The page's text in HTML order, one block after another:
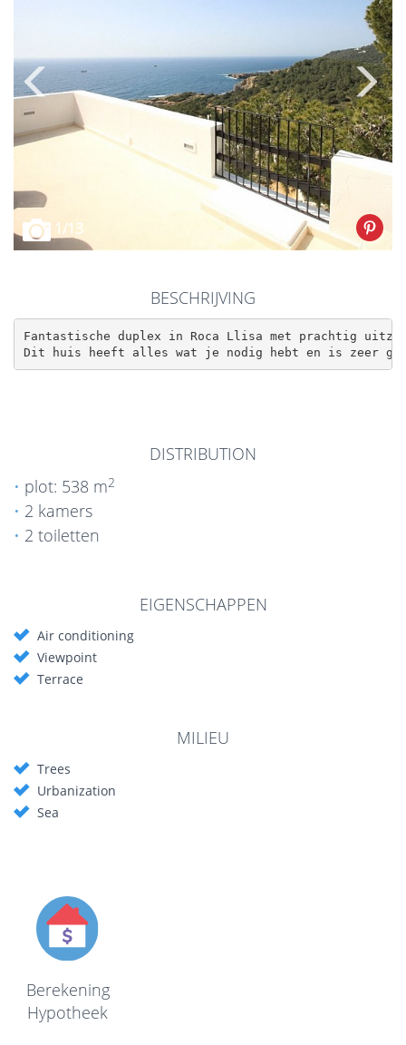
1/13
BESCHRIJVING
Fantastische duplex in Roca Llisa met prachtig
Dit huis heeft alles wat je nodig hebt en is zeer goed
DISTRIBUTION
plot: 538 m2
2 kamers
2 toiletten
EIGENSCHAPPEN
Air conditioning
Viewpoint
Terrace
MILIEU
Trees
Urbanization
Sea
Berekening
Hypotheek